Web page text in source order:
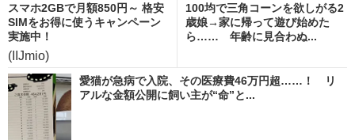
スマホ2GBで月額850円～ 格安
SIMをお得に使うキャンペーン
実施中！
(IIJmio)
100均で三角コーンを欲しがる2
歳娘→家に帰って遊び始めた
ら…… 年齢に見合わぬ...
愛猫が急病で入院、その医療費46万円超……！ リ
アルな金額公開に飼い主が“命”と...